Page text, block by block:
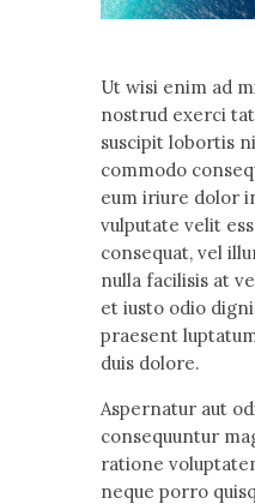
Ut wisi enim ad
nostrud exerci
suscipit lobortis
commodo
eum iriure dolor
vulputate velit
consequat, vel
nulla facilisis at
et iusto odio
praesent
duis dolore.
Aspernatur aut
consequuntur
ratione
neque porro